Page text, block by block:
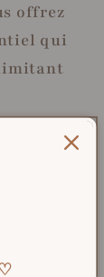
offrez
qui